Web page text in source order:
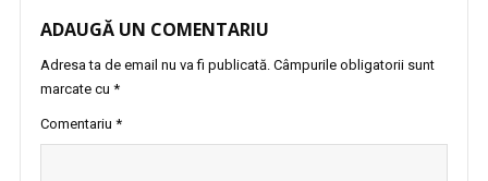
ADAUGĂ UN COMENTARIU
Adresa ta de email nu va fi publicată. Câmpurile obligatorii sunt
marcate cu *
Comentariu *